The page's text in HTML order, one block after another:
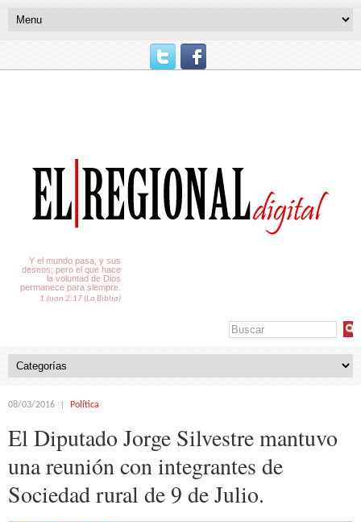
Y el mundo pasa, y sus
deseos; pero el que hace
la voluntad de Dios
permanece para siempre.
1 Juan 2:17 (La Biblia)
08/03/2016 Política
El Diputado Jorge Silvestre mantuvo
una reunión con integrantes de
Sociedad rural de 9 de Julio.